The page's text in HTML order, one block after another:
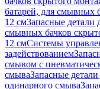
батарей, для смывных
12 смЗапасные детали
смывных бачков
12 смСистемы
задействованием
смывом с
смываЗапасные
одинарного смыва